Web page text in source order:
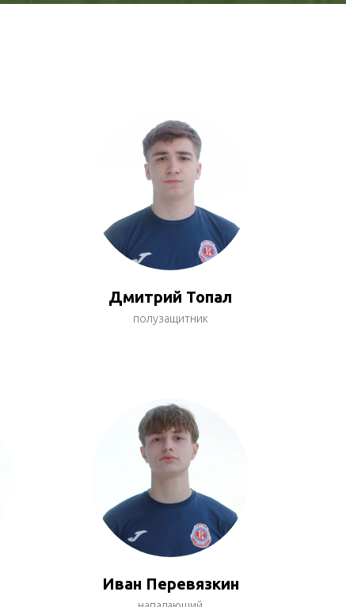
Дмитрий Топал
полузащитник
Иван Перевязкин